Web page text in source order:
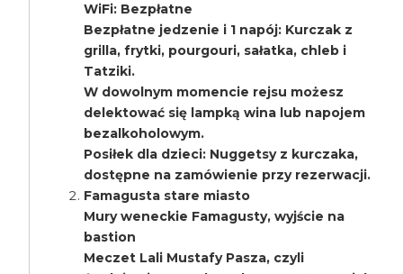
WiFi: Bezpłatne
Bezpłatne jedzenie i 1 napój: Kurczak z
grilla, frytki, pourgouri, sałatka, chleb i
Tatziki.
W dowolnym momencie rejsu możesz
delektować się lampką wina lub napojem
bezalkoholowym.
Posiłek dla dzieci: Nuggetsy z kurczaka,
dostępne na zamówienie przy rezerwacji.
Famagusta stare miasto
Mury weneckie Famagusty, wyjście na
bastion
Meczet Lali Mustafy Pasza, czyli